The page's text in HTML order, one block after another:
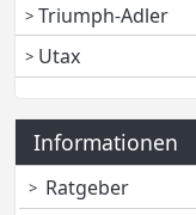
Triumph-Adler
Utax
Informationen
Ratgeber